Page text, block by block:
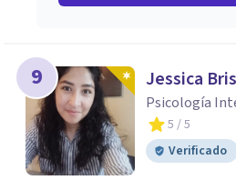
9 Jessica
Psicología
5 / 5
Verificado